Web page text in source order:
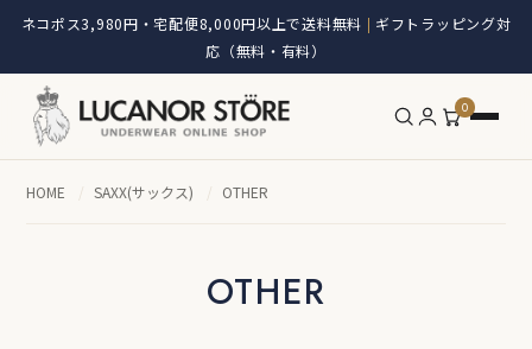
ネコポス3,980円・宅配便8,000円以上で送料無料 | ギフトラッピング対
応（無料・有料）
0
HOME / SAXX(サックス) / OTHER
OTHER